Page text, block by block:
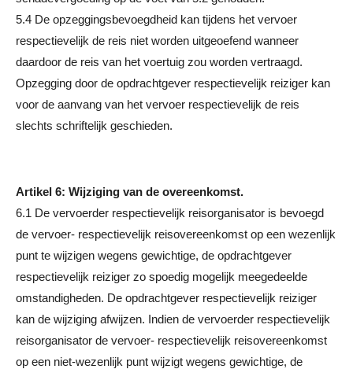
5.4 De opzeggingsbevoegdheid kan tijdens het vervoer
respectievelijk de reis niet worden uitgeoefend wanneer
daardoor de reis van het voertuig zou worden vertraagd.
Opzegging door de opdrachtgever respectievelijk reiziger kan
voor de aanvang van het vervoer respectievelijk de reis
slechts schriftelijk geschieden.
Artikel 6: Wijziging van de overeenkomst.
6.1 De vervoerder respectievelijk reisorganisator is bevoegd
de vervoer- respectievelijk reisovereenkomst op een wezenlijk
punt te wijzigen wegens gewichtige, de opdrachtgever
respectievelijk reiziger zo spoedig mogelijk meegedeelde
omstandigheden. De opdrachtgever respectievelijk reiziger
kan de wijziging afwijzen. Indien de vervoerder respectievelijk
reisorganisator de vervoer- respectievelijk reisovereenkomst
op een niet-wezenlijk punt wijzigt wegens gewichtige, de